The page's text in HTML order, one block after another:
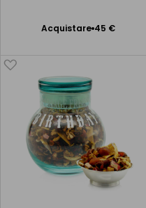
Acquistare 45 €
Aggiungere